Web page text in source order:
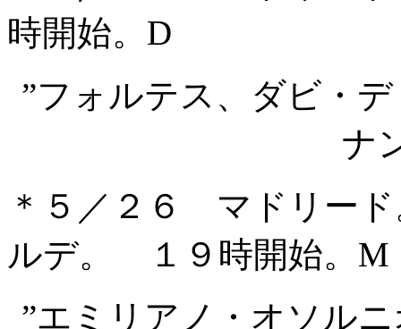
時開始。D
”フォルテス、ダビ・
ナ
＊５／２６ マドリー
ルデ。 １９時開始。M
”エミリアノ・オソル